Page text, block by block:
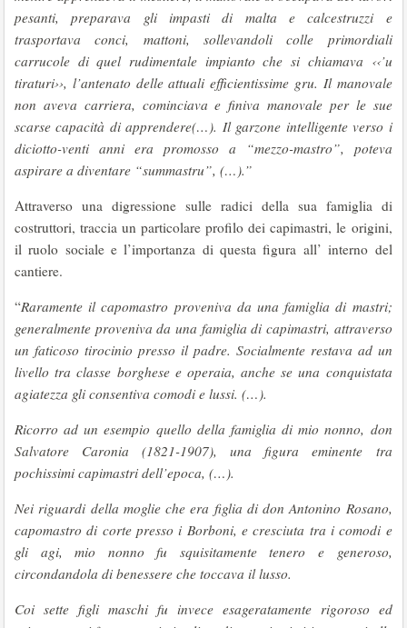
pesanti, preparava gli impasti di malta e calcestruzzi e
trasportava conci, mattoni, sollevandoli colle primordiali
carrucole di quel rudimentale impianto che si chiamava ‹‹’u
tiraturi››, l’antenato delle attuali efficientissime gru. Il manovale
non aveva carriera, cominciava e finiva manovale per le sue
scarse capacità di apprendere(…). Il garzone intelligente verso i
diciotto-venti anni era promosso a “mezzo-mastro”, poteva
aspirare a diventare “summastru”, (…).”
Attraverso una digressione sulle radici della sua famiglia di
costruttori, traccia un particolare profilo dei capimastri, le origini,
il ruolo sociale e l’importanza di questa figura all’ interno del
cantiere.
“Raramente il capomastro proveniva da una famiglia di mastri;
generalmente proveniva da una famiglia di capimastri, attraverso
un faticoso tirocinio presso il padre. Socialmente restava ad un
livello tra classe borghese e operaia, anche se una conquistata
agiatezza gli consentiva comodi e lussi. (…).
Ricorro ad un esempio quello della famiglia di mio nonno, don
Salvatore Caronia (1821-1907), una figura eminente tra
pochissimi capimastri dell’epoca, (…).
Nei riguardi della moglie che era figlia di don Antonino Rosano,
capomastro di corte presso i Borboni, e cresciuta tra i comodi e
gli agi, mio nonno fu squisitamente tenero e generoso,
circondandola di benessere che toccava il lusso.
Coi sette figli maschi fu invece esageratamente rigoroso ed